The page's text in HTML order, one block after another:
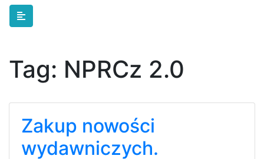
Skip to main content
Tag: NPRCz 2.0
Zakup nowości
wydawniczych.